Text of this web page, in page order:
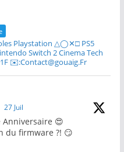
Playstation △◯✕□ PS5
Switch 2 Cinema Tech
✉️:Contact@gouaig.Fr
27 Juil
Anniversaire 😍
du firmware ?! 😏